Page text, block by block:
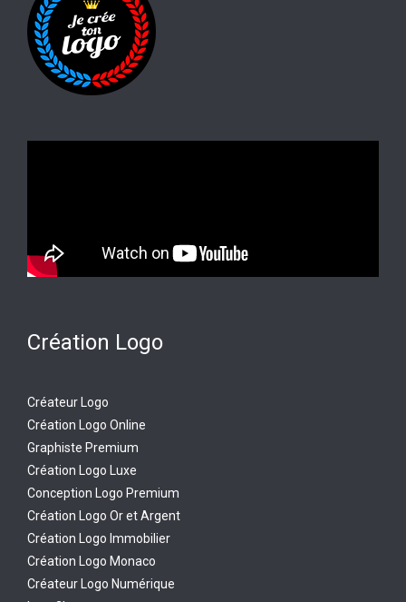
Création Logo
Créateur Logo
Création Logo Online
Graphiste Premium
Création Logo Luxe
Conception Logo Premium
Création Logo Or et Argent
Création Logo Immobilier
Création Logo Monaco
Créateur Logo Numérique